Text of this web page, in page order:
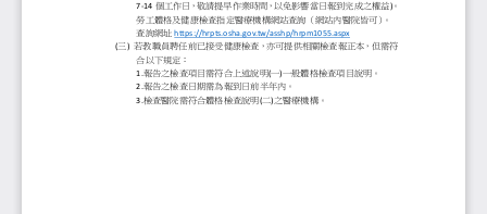
7-14個工作日，敬請提早作業時間，以免影響
)。
勞工體格及健康檢查指定醫療機構網站查詢
。
查詢網址https://hrpts.osha.gov.tw/asshp/hrpm1055.aspx
(三) 若教職員聘任前已接受健康檢查，亦可提供相關
合以下規定：
1.報告之檢查項目需符合上述說明
(一)一般體格檢查項目說明。
2.報告之檢查日期需為報到日前半年內。
3.檢查醫院需符合體格檢查說明
(二) 之醫療機構。